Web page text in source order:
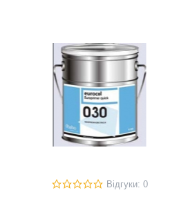
Відгуки: 0